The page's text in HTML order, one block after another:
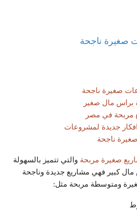
صغيرة ناجحة
صغيرة ناجحة
براس مال صغير
مربحة في مصر
افكار جديدة لمشروعات
صغيرة ناجحة
صغيرة مربحة والتي تتميز بالسهولة
مال كبير فهي مشاريع جديدة وناجحة
ومتوسطة مربحة مثل: